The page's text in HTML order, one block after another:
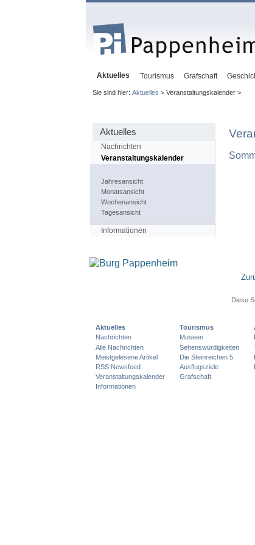
Aktuelles Tourismus Grafschaft
Sie sind hier: Aktuelles > Veranstaltungskalender >
Aktuelles
Nachrichten
Veranstaltungskalender
Jahresansicht
Monatsansicht
Wochenansicht
Tagesansicht
Informationen
Diese
Aktuelles
Nachrichten
Alle Nachrichten
Meistgelesene Artikel
RSS Newsfeed
Veranstaltungskalender
Informationen
Tourismus
Museen
Sehenswürdigkeiten
Die Steinreichen 5
Ausflugsziele
Grafschaft